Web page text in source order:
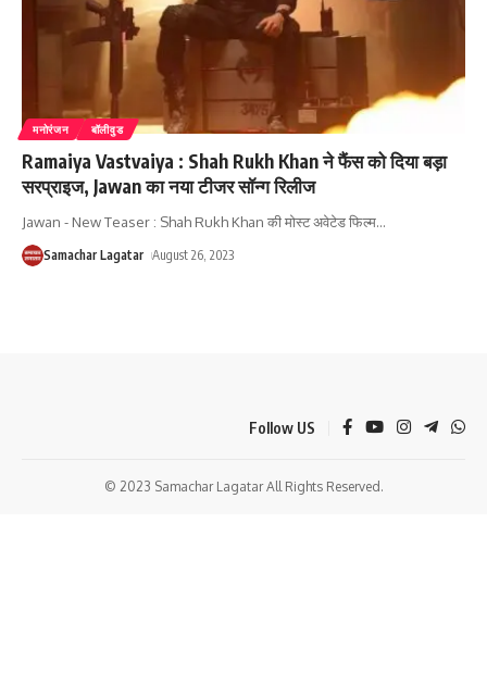
मनोरंजन बॉलीवुड
Ramaiya Vastvaiya : Shah Rukh Khan ने फैंस को दिया बड़ा
सरप्राइज, Jawan का नया टीजर सॉन्ग रिलीज
Jawan - New Teaser : Shah Rukh Khan की मोस्ट अवेटेड फिल्म…
Samachar Lagatar August 26, 2023
Follow US
© 2023 Samachar Lagatar All Rights Reserved.